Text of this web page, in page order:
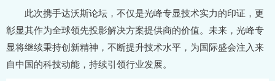
此次携手达沃斯论坛，不仅是光峰专显技术实力的印证，更
彰显其作为全球领先投影解决方案提供商的价值。未来，光峰专
显将继续秉持创新精神，不断提升技术水平，为国际盛会注入来
自中国的科技动能，持续引领行业发展。